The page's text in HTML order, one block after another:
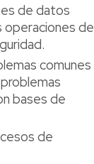
de datos
operaciones de
comunes
bases de
de